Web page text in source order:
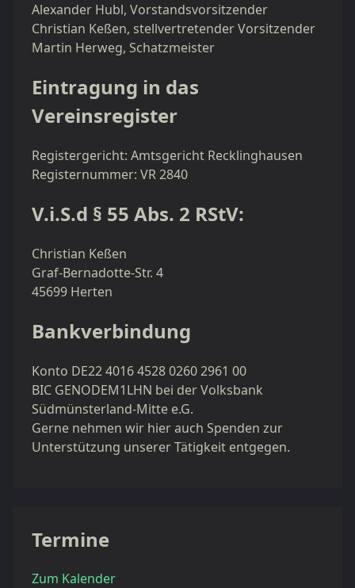
Alexander Hubl, Vorstandsvorsitzender
Christian Keßen, stellvertretender Vorsitzender
Martin Herweg, Schatzmeister
Eintragung in das
Vereinsregister
Registergericht: Amtsgericht Recklinghausen
Registernummer: VR 2840
V.i.S.d § 55 Abs. 2 RStV:
Christian Keßen
Graf-Bernadotte-Str. 4
45699 Herten
Bankverbindung
Konto DE22 4016 4528 0260 2961 00
BIC GENODEM1LHN bei der Volksbank
Südmünsterland-Mitte e.G.
Gerne nehmen wir hier auch Spenden zur
Unterstützung unserer Tätigkeit entgegen.
Termine
Zum Kalender